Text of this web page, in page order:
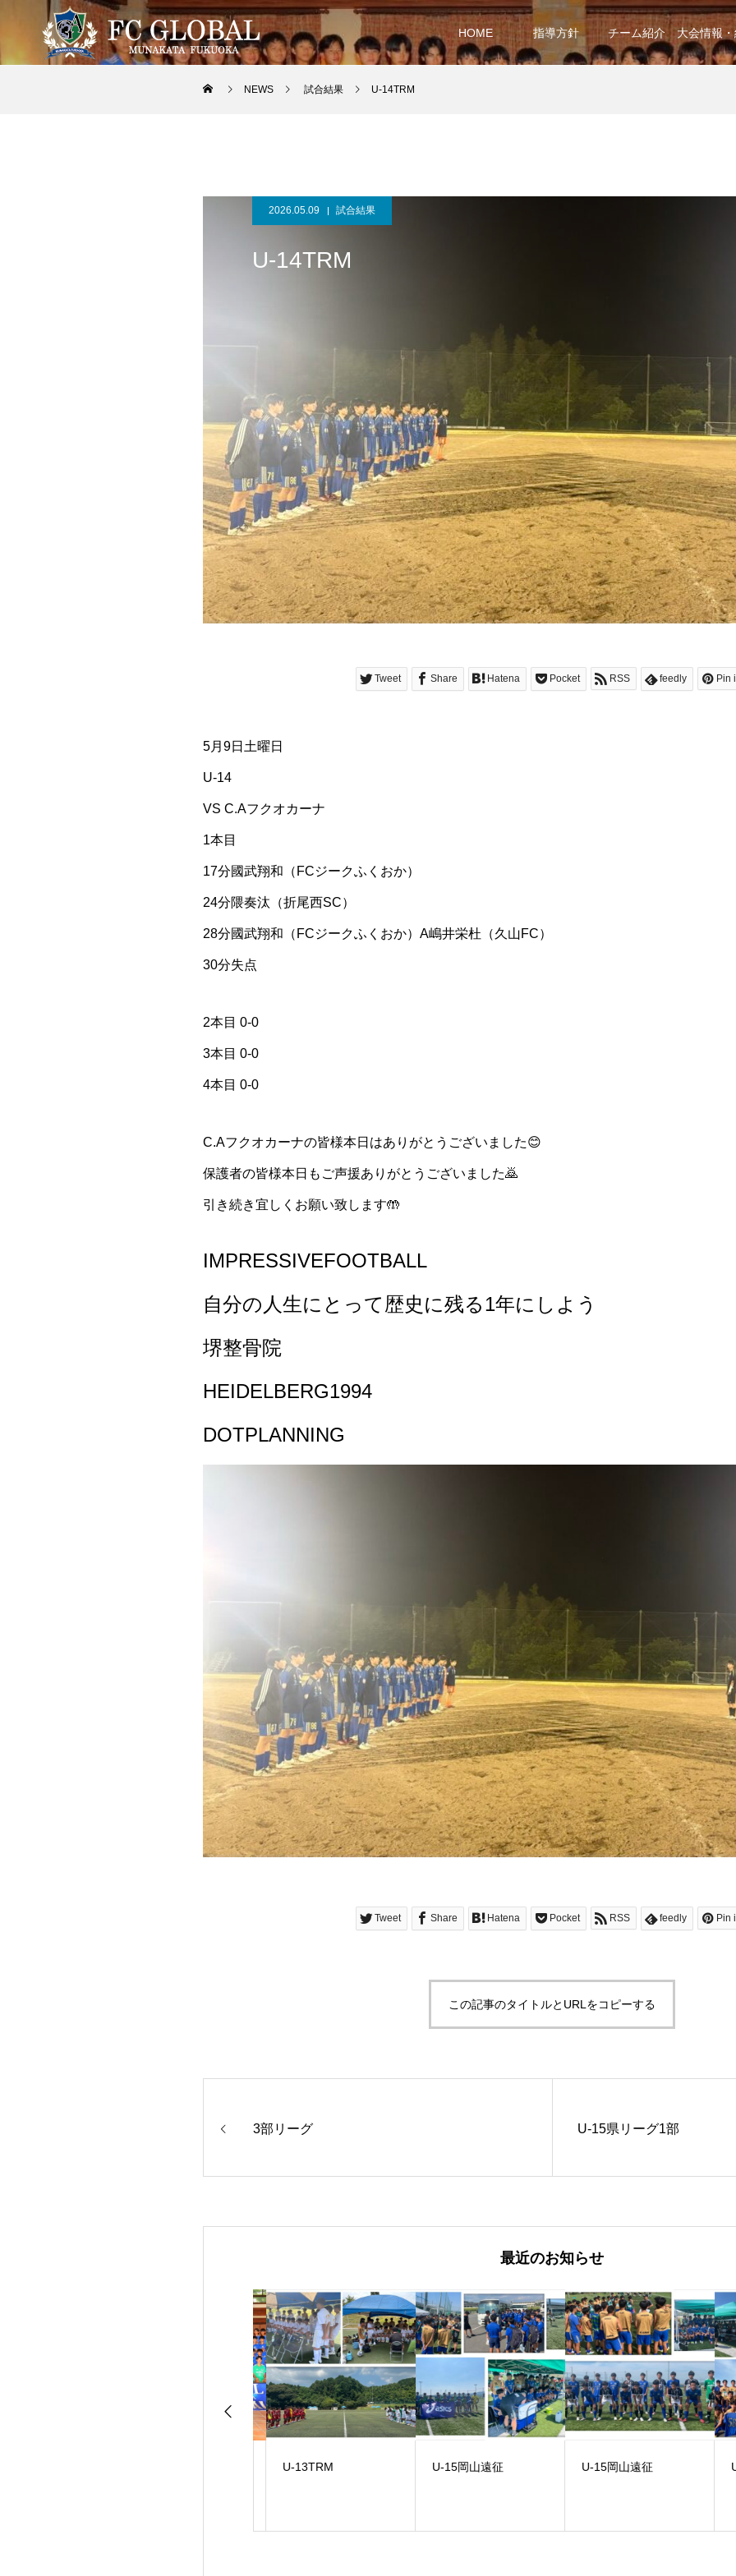
HOME 指導方針 チーム紹介 大会情報
NEWS 試合結果 U-14TRM
2026.05.09 試合結果
U-14TRM
Tweet Share Hatena Pocket RSS feedly Pin
5月9日土曜日
U-14
VS C.Aフクオカーナ
1本目
17分國武翔和（FCジークふくおか）
24分隈奏汰（折尾西SC）
28分國武翔和（FCジークふくおか）A嶋井栄杜（久山FC）
30分失点
2本目 0-0
3本目 0-0
4本目 0-0
C.Aフクオカーナの皆様本日はありがとうございました😊
保護者の皆様本日もご声援ありがとうございました🙇
引き続き宜しくお願い致します🤲
IMPRESSIVEFOOTBALL
自分の人生にとって歴史に残る1年にしよう
堺整骨院
HEIDELBERG1994
DOTPLANNING
Tweet Share Hatena Pocket RSS feedly Pin
この記事のタイトルとURLをコピーする
3部リーグ U-15県リーグ1部
最近のお知らせ
U-13TRM U-15岡山遠征 U-15岡山遠征